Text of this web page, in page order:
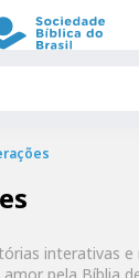
interativas e